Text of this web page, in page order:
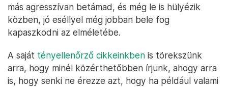
más agresszívan betámad, és még le is hülyézik
közben, jó eséllyel még jobban bele fog
kapaszkodni az elméletébe.
A saját tényellenőrző cikkeinkben is törekszünk
arra, hogy minél közérthetőbben írjunk, ahogy arra
is, hogy senki ne érezze azt, hogy ha például valami